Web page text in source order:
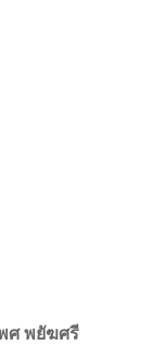
ศ พยัฆศรี